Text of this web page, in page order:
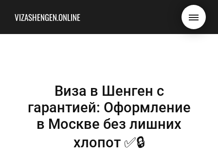
VIZASHENGEN.ONLINE
Виза в Шенген с
гарантией: Оформление
в Москве без лишних
хлопот ✅🔒